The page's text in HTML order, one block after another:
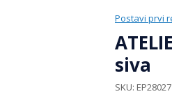
Postavi prvi
siva
SKU